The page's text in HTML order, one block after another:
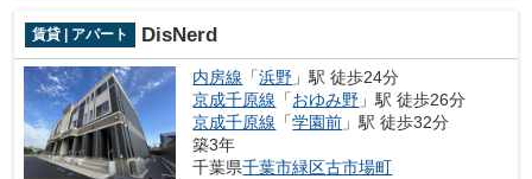
賃貸 | アパート DisNerd
内房線 「浜野 」駅 徒歩24分
京成千原線 「おゆみ野 」駅 徒歩26分
京成千原線 「学園前 」駅 徒歩32分
築3年
千葉県千葉市緑区古市場町